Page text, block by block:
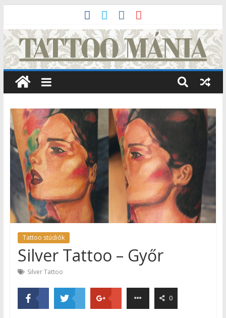
Tattoo stúdiók
Silver Tattoo – Győr
Silver Tattoo
0